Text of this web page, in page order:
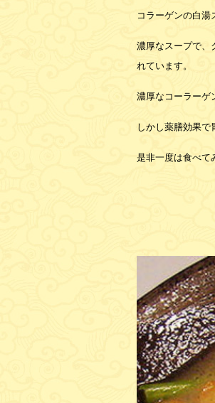
コラーゲンの白湯
濃厚なスープで、
れています。
濃厚なコーラーゲ
しかし薬膳効果で
是非一度は食べて